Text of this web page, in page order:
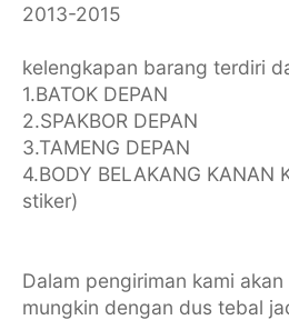
2013-2015
kelengkapan barang terdiri
1.BATOK DEPAN
2.SPAKBOR DEPAN
3.TAMENG DEPAN
4.BODY BELAKANG KANAN
stiker)
Dalam pengiriman kami
mungkin dengan dus tebal